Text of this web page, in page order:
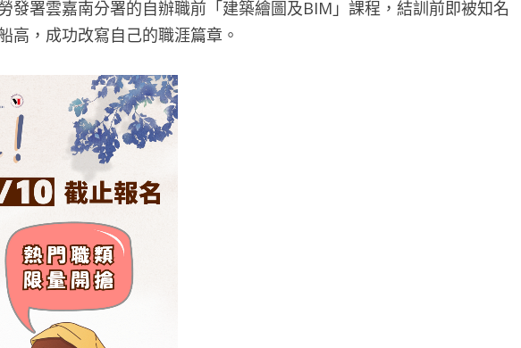
發署雲嘉南分署的自辦職前「建築繪圖及BIM」課程，結訓前即被知名
高，成功改寫自己的職涯篇章。